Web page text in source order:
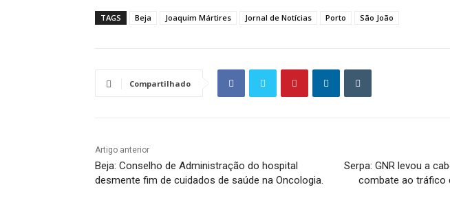
TAGS Beja Joaquim Mártires Jornal de Notícias Porto São João
Compartilhado
Artigo anterior
Beja: Conselho de Administração do hospital
desmente fim de cuidados de saúde na Oncologia.
Serpa: GNR levou a
combate ao tráfico